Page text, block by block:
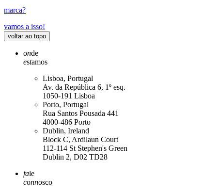
marca?
vamos a isso!
voltar ao topo
onde
estamos
Lisboa, Portugal
Av. da República 6, 1º esq.
1050-191 Lisboa
Porto, Portugal
Rua Santos Pousada 441
4000-486 Porto
Dublin, Ireland
Block C, Ardilaun Court
112-114 St Stephen's Green
Dublin 2, D02 TD28
fale
connosco